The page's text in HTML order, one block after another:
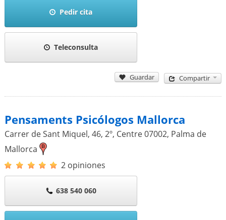
Pedir cita
Teleconsulta
Guardar Compartir
Pensaments Psicólogos Mallorca
Carrer de Sant Miquel, 46, 2º, Centre07002, Palma de
Mallorca
2 opiniones
638 540 060